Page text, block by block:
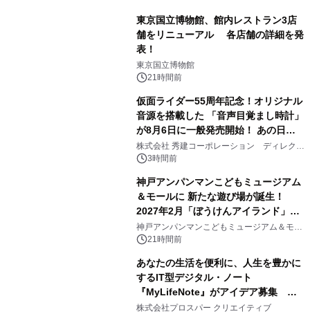
東京国立博物館、館内レストラン3店
舗をリニューアル 各店舗の詳細を発
表！
東京国立博物館
21時間前
仮面ライダー55周年記念！オリジナル
音源を搭載した 「音声目覚まし時計」
が8月6日に一般発売開始！ あの日の
大興奮が今甦る
株式会社 秀建コーポレーション ディレクト
アートギャラリー
3時間前
神戸アンパンマンこどもミュージアム
＆モールに 新たな遊び場が誕生！
2027年2月「ぼうけんアイランド」が
オープン
神戸アンパンマンこどもミュージアム＆モー
ル 21時間前
あなたの生活を便利に、人生を豊かに
するIT型デジタル・ノート
『MyLifeNote』がアイデア募集 優
秀賞100名に1年間無償試用
株式会社プロスパー クリエイティブ